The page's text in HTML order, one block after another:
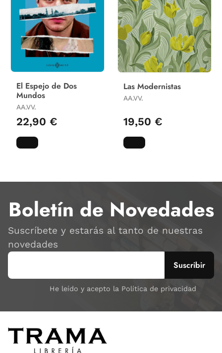
El Espejo de Dos
Mundos
AA.VV.
22,90 €
Las Modernistas
AA.VV.
19,50 €
Boletín de Novedades
Suscríbete y estarás al tanto de nuestras
novedades
He leído y acepto la Política de privacidad